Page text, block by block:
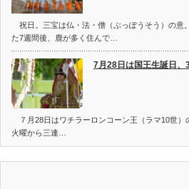
祝日。三宝は仏・法・僧（ぶっぽうそう）の意
た7週間後、鹿が多く住んで…
7月28日は国王生誕日、
７月28日はワチラーロンコーン王（ラマ10世）
火曜から三連…